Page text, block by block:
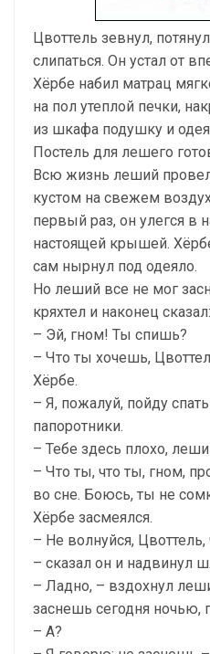
Цвоттель зевнул,
слипаться. Он устал от
Хёрбе набил матрац
на пол утеплой печки,
из шкафа подушку и
Постель для лешего
Всю жизнь леший провел
кустом на свежем
первый раз, он улегся в
настоящей крышей.
сам нырнул под одеяло.
Но леший все не мог
кряхтел и наконец сказал:
– Эй, гном! Ты спишь?
– Что ты хочешь,
Хёрбе.
– Я, пожалуй, пойду
папоротники.
– Тебе здесь плохо,
– Что ты, что ты, гном,
во сне. Боюсь, ты не
Хёрбе засмеялся.
– Не волнуйся,
– сказал он и надвинул
– Ладно, – вздохнул
заснешь сегодня ночью,
– А?